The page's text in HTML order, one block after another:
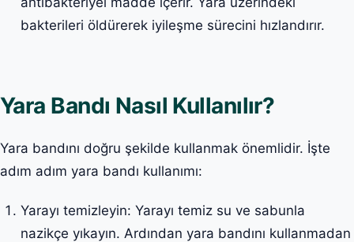
bakterileri öldürerek iyileşme sürecini hızlandırır.
Yara Bandı Nasıl Kullanılır?
Yara bandını doğru şekilde kullanmak önemlidir. İşte
adım adım yara bandı kullanımı:
Yarayı temizleyin: Yarayı temiz su ve sabunla
nazikçe yıkayın. Ardından yara bandını kullanmadan